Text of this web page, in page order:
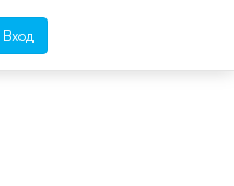
Вход